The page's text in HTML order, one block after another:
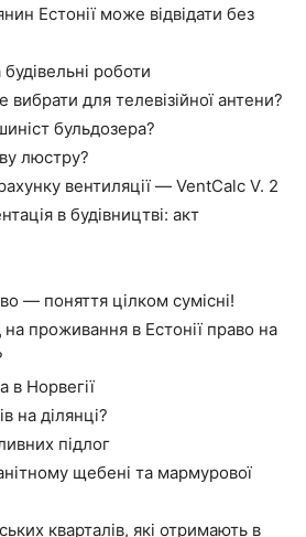
Естонії може відвідати без
роботи
для телевізійної антени?
бульдозера?
люстру?
вентиляції — VentCalc V. 2
в будівництві: акт
— поняття цілком сумісні!
проживання в Естонії право на
в Норвегії
на ділянці?
підлог
щебені та мармурової
кварталів, які отримають в